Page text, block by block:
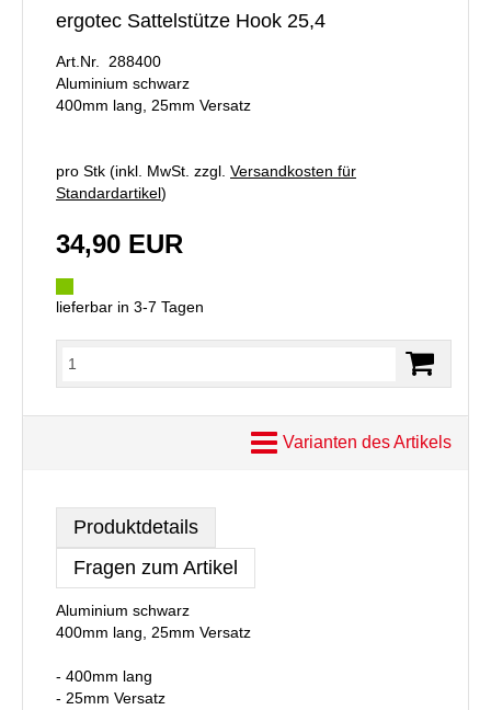
ergotec Sattelstütze Hook 25,4
Art.Nr. 288400
Aluminium schwarz
400mm lang, 25mm Versatz
pro Stk (inkl. MwSt. zzgl. Versandkosten für
Standardartikel)
34,90 EUR
lieferbar in 3-7 Tagen
Varianten des Artikels
Produktdetails
Fragen zum Artikel
Aluminium schwarz
400mm lang, 25mm Versatz
- 400mm lang
- 25mm Versatz